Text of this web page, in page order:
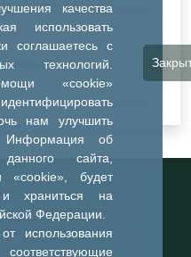
качества
использовать
соглашаетесь с
технологий.
«cookie»
нам улучшить
Информация об
сайта,
будет
и храниться на
Федерации.
использования
фильтры
города
ссылка на